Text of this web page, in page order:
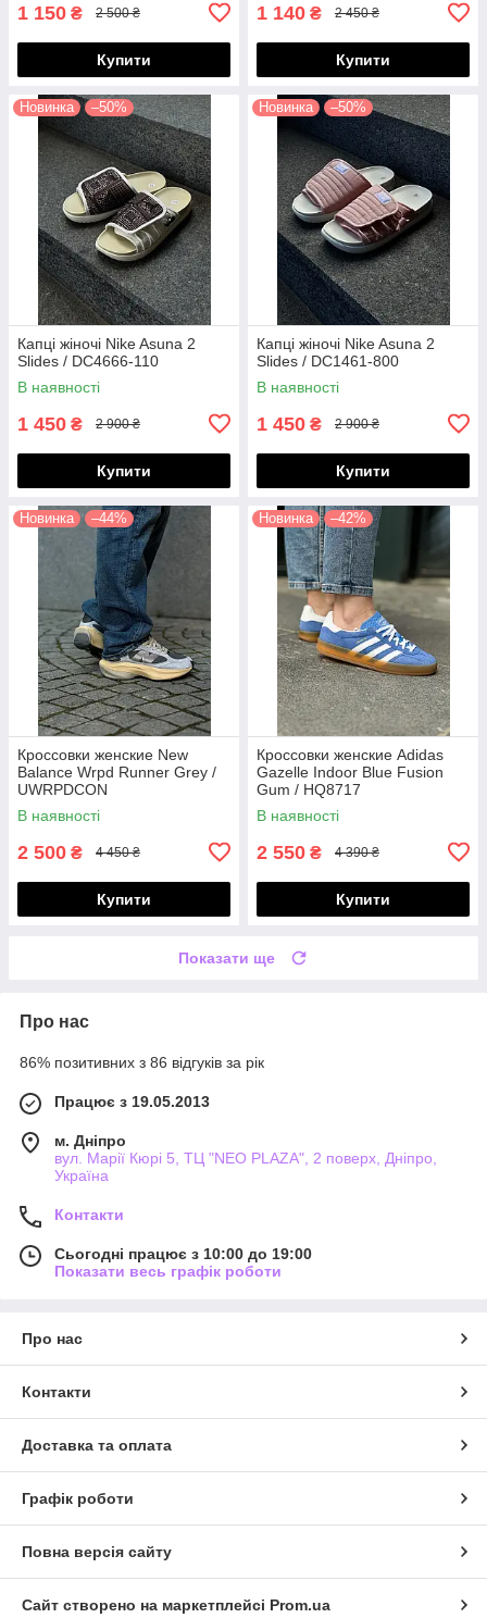
1 150 ₴ 2 500 ₴
Купити
1 140 ₴ 2 450 ₴
Купити
Новинка –50%
Капці жіночі Nike Asuna 2
Slides / DC4666-110
В наявності
1 450 ₴ 2 900 ₴
Купити
Новинка –50%
Капці жіночі Nike Asuna 2
Slides / DC1461-800
В наявності
1 450 ₴ 2 900 ₴
Купити
Новинка –44%
Кроссовки женские New
Balance Wrpd Runner Grey /
UWRPDCON
В наявності
2 500 ₴ 4 450 ₴
Купити
Новинка –42%
Кроссовки женские Adidas
Gazelle Indoor Blue Fusion
Gum / HQ8717
В наявності
2 550 ₴ 4 390 ₴
Купити
Показати ще
Про нас
86% позитивних з 86 відгуків за рік
Працює з 19.05.2013
м. Дніпро
вул. Марії Кюрі 5, ТЦ "NEO PLAZA", 2 поверх, Дніпро,
Україна
Контакти
Сьогодні працює з 10:00 до 19:00
Показати весь графік роботи
Про нас
Контакти
Доставка та оплата
Графік роботи
Повна версія сайту
Сайт створено на маркетплейсі Prom.ua